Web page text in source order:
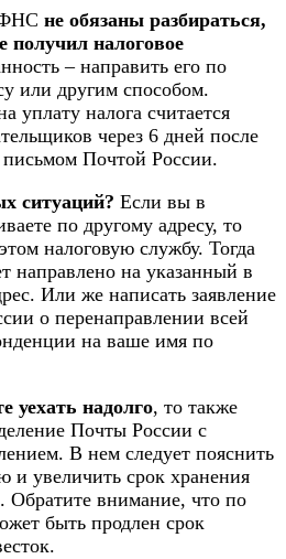
ФНС не обязаны разбираться,
получил налоговое
– направить его по
или другим способом.
уплату налога считается
через 6 дней после
письмом Почтой России.
ситуаций? Если вы в
по другому адресу, то
налоговую службу. Тогда
направлено на указанный в
Или же написать заявление
о перенаправлении всей
на ваше имя по
уехать надолго, то также
Почты России с
В нем следует пояснить
увеличить срок хранения
Обратите внимание, что по
быть продлен срок